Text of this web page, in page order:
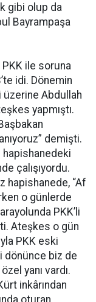
gibi olup da
Bayrampaşa
PKK ile soruna
idi. Dönemin
üzerine Abdullah
yapmıştı.
demişti.
hapishanedeki
çalışıyordu.
hapishanede, “Af
o günlerde
PKK’li
Ateşkes o gün
PKK eski
dönünce biz de
yanı vardı.
inkârından
oturan